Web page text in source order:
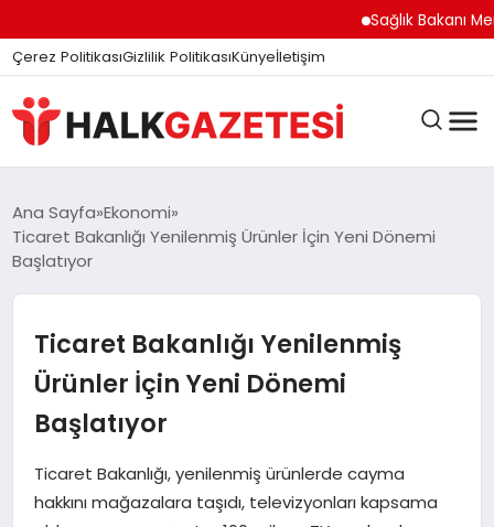
Sağlık Bakanı
Çerez PolitikasıGizlilik PolitikasıKünyeİletişim
DÜNYA
EĞITIM
EKONOMI
Ana Sayfa Ekonomi
Ticaret Bakanlığı Yenilenmiş Ürünler İçin Yeni Dönemi
Başlatıyor
Ticaret Bakanlığı Yenilenmiş
Ürünler İçin Yeni Dönemi
Başlatıyor
Ticaret Bakanlığı, yenilenmiş ürünlerde cayma
hakkını mağazalara taşıdı, televizyonları kapsama